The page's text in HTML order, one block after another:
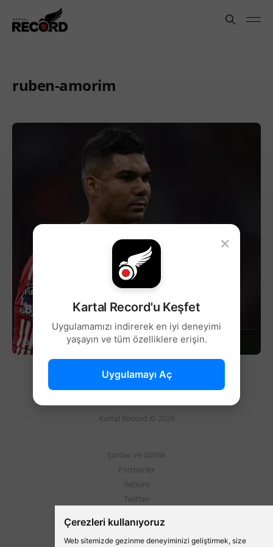
Çerezleri kullanıyoruz
Web sitemizde gezinme deneyiminizi geliştirmek, size
ruben-amorim
FUTBOL
Beşiktaş’tan Casemiro hamlesi!
DEVAMINI OKU
Kartal Record © 2026
Şartlar ve Gizlilik
Partnerler
İletişim
Twitter
×
Kartal Record'u Keşfet
Uygulamamızı indirerek en iyi deneyimi
yaşayın ve tüm özelliklere erişin.
Uygulamayı Aç